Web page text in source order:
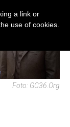
Foto: GC36.org
a link or
use of cookies.